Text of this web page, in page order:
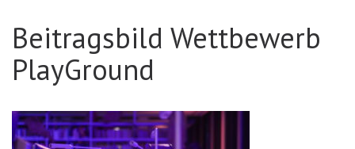
Beitragsbild Wettbewerb
PlayGround